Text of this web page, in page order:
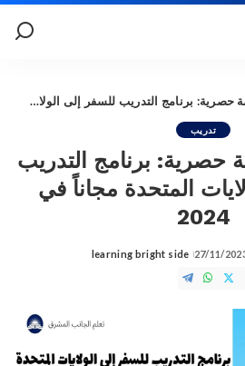
التدريب للسفر إلى الولايات المتحدة مجاناً في 2024
تدريب
برنامج التدريب
المتحدة مجاناً في
2024
27/11/
Posted
by
learning bright side